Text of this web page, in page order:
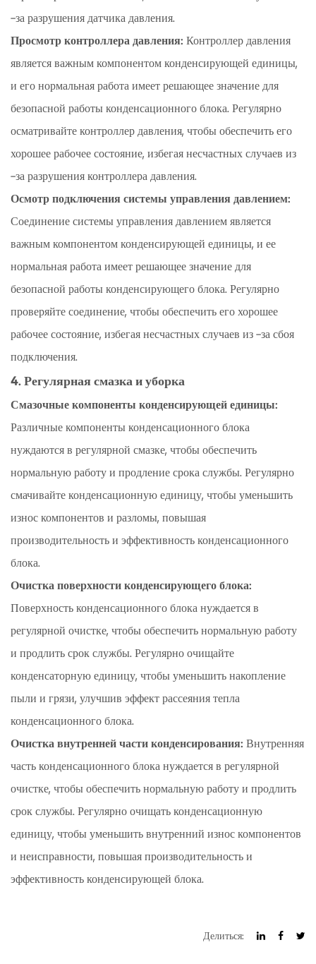
-за разрушения датчика давления.
Просмотр контроллера давления: Контроллер давления
является важным компонентом конденсирующей единицы,
и его нормальная работа имеет решающее значение для
безопасной работы конденсационного блока. Регулярно
осматривайте контроллер давления, чтобы обеспечить его
хорошее рабочее состояние, избегая несчастных случаев из
-за разрушения контроллера давления.
Осмотр подключения системы управления давлением:
Соединение системы управления давлением является
важным компонентом конденсирующей единицы, и ее
нормальная работа имеет решающее значение для
безопасной работы конденсирующего блока. Регулярно
проверяйте соединение, чтобы обеспечить его хорошее
рабочее состояние, избегая несчастных случаев из -за сбоя
подключения.
4. Регулярная смазка и уборка
Смазочные компоненты конденсирующей единицы:
Различные компоненты конденсационного блока
нуждаются в регулярной смазке, чтобы обеспечить
нормальную работу и продление срока службы. Регулярно
смачивайте конденсационную единицу, чтобы уменьшить
износ компонентов и разломы, повышая
производительность и эффективность конденсационного
блока.
Очистка поверхности конденсирующего блока:
Поверхность конденсационного блока нуждается в
регулярной очистке, чтобы обеспечить нормальную работу
и продлить срок службы. Регулярно очищайте
конденсаторную единицу, чтобы уменьшить накопление
пыли и грязи, улучшив эффект рассеяния тепла
конденсационного блока.
Очистка внутренней части конденсирования: Внутренняя
часть конденсационного блока нуждается в регулярной
очистке, чтобы обеспечить нормальную работу и продлить
срок службы. Регулярно очищать конденсационную
единицу, чтобы уменьшить внутренний износ компонентов
и неисправности, повышая производительность и
эффективность конденсирующей блока.
Делиться: